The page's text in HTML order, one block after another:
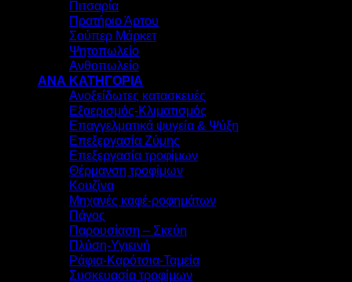
Πιτσαρία
Πρατήριο Άρτου
Σούπερ Μάρκετ
Ψητοπωλείο
Ανθοπωλείο
ΑΝΑ ΚΑΤΗΓΟΡΙΑ
Ανοξείδωτες κατασκευές
Εξαερισμός-Κλιματισμός
Επαγγελματικά ψυγεία & Ψύξη
Επεξεργασία Ζύμης
Επεξεργασία τροφίμων
Θέρμανση τροφίμων
Κουζίνα
Μηχανές καφέ-ροφημάτων
Πάγος
Παρουσίαση – Σκεύη
Πλύση-Υγιεινή
Ράφια-Καρότσια-Ταμεία
Συσκευασία τροφίμων